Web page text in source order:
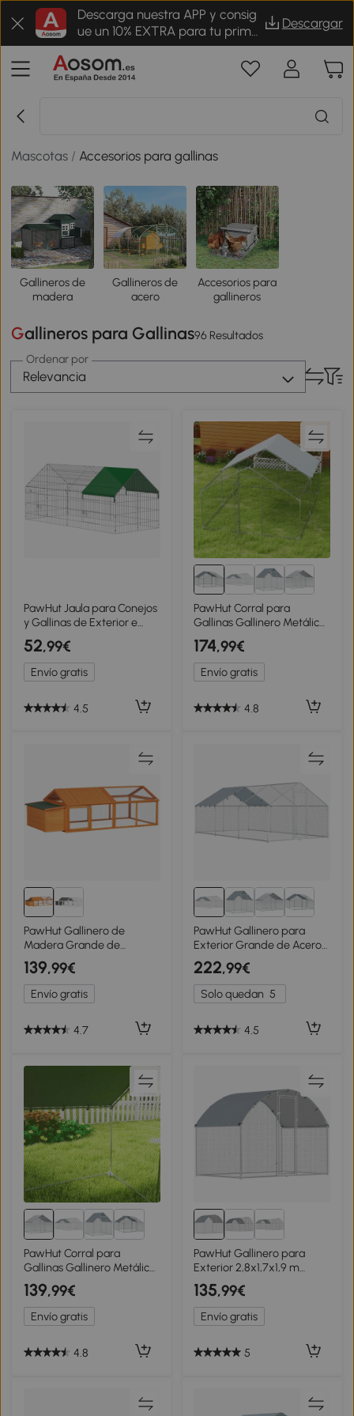
Descarga nuestra APP y consig
ue un 10% EXTRA para tu prime
r pedido
Descargar
Mascotas / Accesorios para gallinas
Gallineros de
madera
Gallineros de
acero
Accesorios para
gallineros
Gallineros para Gallinas96 Resultados
Ordenar por
Relevancia
PawHut Jaula para Conejos
y Gallinas de Exterior e
Interior con Protector Solar
y Rejilla Metálica, para
Animales Pequeños, Patos,
Gallinas, 180x75x75 cm,
52,99€
Envío gratis
4.5
PawHut Corral para
Gallinas Gallinero Metálico
Grande de 3x3,4x1,9 m con
Cubierta Impermeable y
Anti-UV Plata
174,99€
Envío gratis
4.8
PawHut Gallinero de
Madera Grande de
Exterior para 4-8 Gallinas
con Techo Abatible y Nido
240x112,5x76 cm Natural
139,99€
Envío gratis
4.7
PawHut Gallinero para
Exterior Grande de Acero
Galvanizado 5,1x3x1,9 m
15,3 m² con Cubierta Tela
Oxford y Cerradura Plata
222,99€
Solo quedan 5
4.5
PawHut Corral para
Gallinas Gallinero Metálico
Grande de 3x1,7x1,9 m con
Cubierta Impermeable y
Anti-UV Plata
139,99€
Envío gratis
4.8
PawHut Gallinero para
Exterior 2,8x1,7x1,9 m
Cubierta de Tela Oxford
Anti-UV Impermeable
Pestillos para 5-8 Gallinas
Plata
135,99€
Envío gratis
5